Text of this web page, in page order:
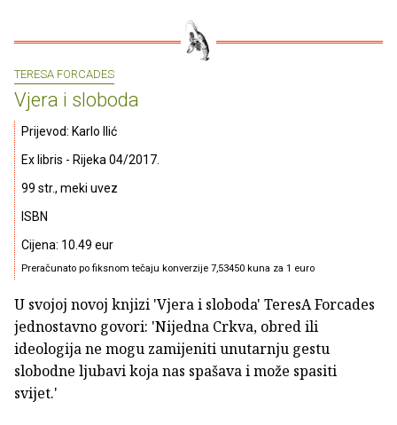
TERESA FORCADES
Vjera i sloboda
Prijevod: Karlo Ilić
Ex libris - Rijeka 04/2017.
99 str., meki uvez
ISBN
Cijena: 10.49 eur
Preračunato po fiksnom tečaju konverzije 7,53450 kuna za 1 euro
U svojoj novoj knjizi 'Vjera i sloboda' TeresA Forcades
jednostavno govori: 'Nijedna Crkva, obred ili
ideologija ne mogu zamijeniti unutarnju gestu
slobodne ljubavi koja nas spašava i može spasiti
svijet.'